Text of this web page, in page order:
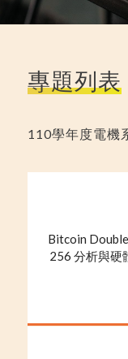
專題列表
110學年度電機
Bitcoin
256 分析與硬